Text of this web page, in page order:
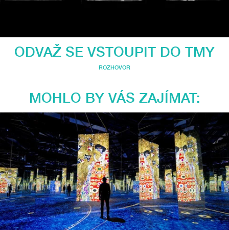
ODVAŽ SE VSTOUPIT DO TMY
ROZHOVOR
MOHLO BY VÁS ZAJÍMAT: